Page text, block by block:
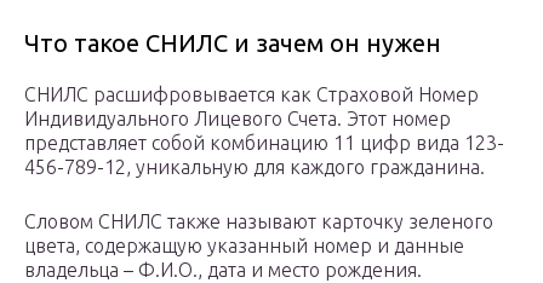
Что такое СНИЛС и зачем он нужен
СНИЛС расшифровывается как Страховой Номер
Индивидуального Лицевого Счета. Этот номер
представляет собой комбинацию 11 цифр вида 123-
456-789-12, уникальную для каждого гражданина.
Словом СНИЛС также называют карточку зеленого
цвета, содержащую указанный номер и данные
владельца – Ф.И.О., дата и место рождения.